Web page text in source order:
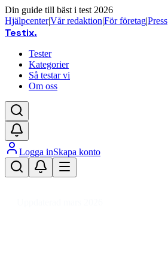
Din guide till bäst i test 2026
Hjälpcenter|Vår redaktion|För företag|Press
Testix.
Tester
Kategorier
Så testar vi
Om oss
Logga inSkapa konto